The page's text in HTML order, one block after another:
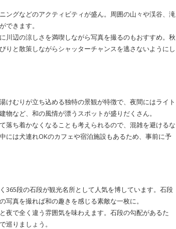
ングなどのアクティビティが盛ん。周囲の山々や渓谷、滝
できます。
川辺の涼しさを満喫しながら写真を撮るのもおすすめ。秋
りと散策しながらシャッターチャンスを逃さないようにし
けむりが立ち込める独特の景観が特徴で、夜間にはライト
など、和の風情が漂うスポットが盛りだくさん。
落ち着かなくなることも考えられるので、混雑を避けるな
には犬連れOKのカフェや宿泊施設もあるため、事前に予
365段の石段が観光名所として人気を博しています。石段
真を撮れば和の趣きを感じる素敵な一枚に。
夜で全く違う雰囲気を味わえます。石段の勾配があるた
りましょう。